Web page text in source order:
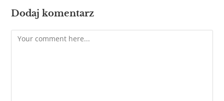
Dodaj komentarz